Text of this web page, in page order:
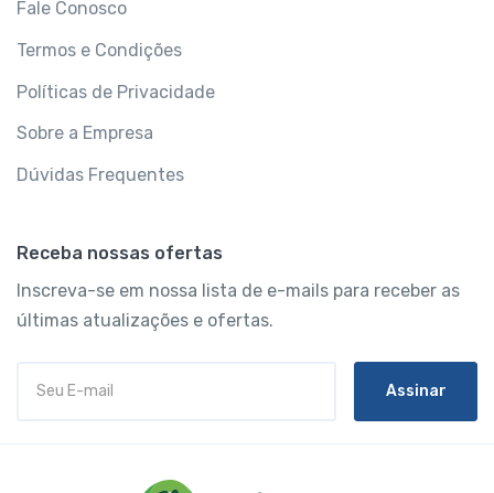
Fale Conosco
Termos e Condições
Políticas de Privacidade
Sobre a Empresa
Dúvidas Frequentes
Receba nossas ofertas
Inscreva-se em nossa lista de e-mails para receber as
últimas atualizações e ofertas.
Assinar